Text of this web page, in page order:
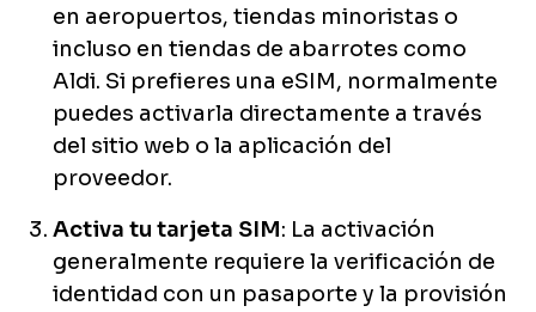
en aeropuertos, tiendas minoristas o
incluso en tiendas de abarrotes como
Aldi. Si prefieres una eSIM, normalmente
puedes activarla directamente a través
del sitio web o la aplicación del
proveedor.
Activa tu tarjeta SIM: La activación
generalmente requiere la verificación de
identidad con un pasaporte y la provisión